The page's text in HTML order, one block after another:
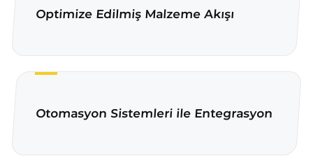
Optimize Edilmiş Malzeme Akışı
Otomasyon Sistemleri ile Entegrasyon